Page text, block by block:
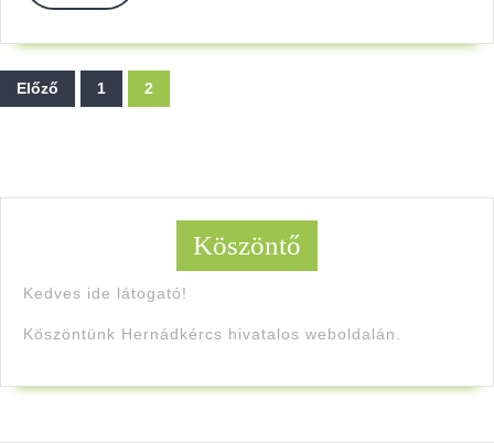
Bejegyzések
lapozása
Előző 1 2
Köszöntő
Kedves ide látogató!
Köszöntünk Hernádkércs hivatalos weboldalán.